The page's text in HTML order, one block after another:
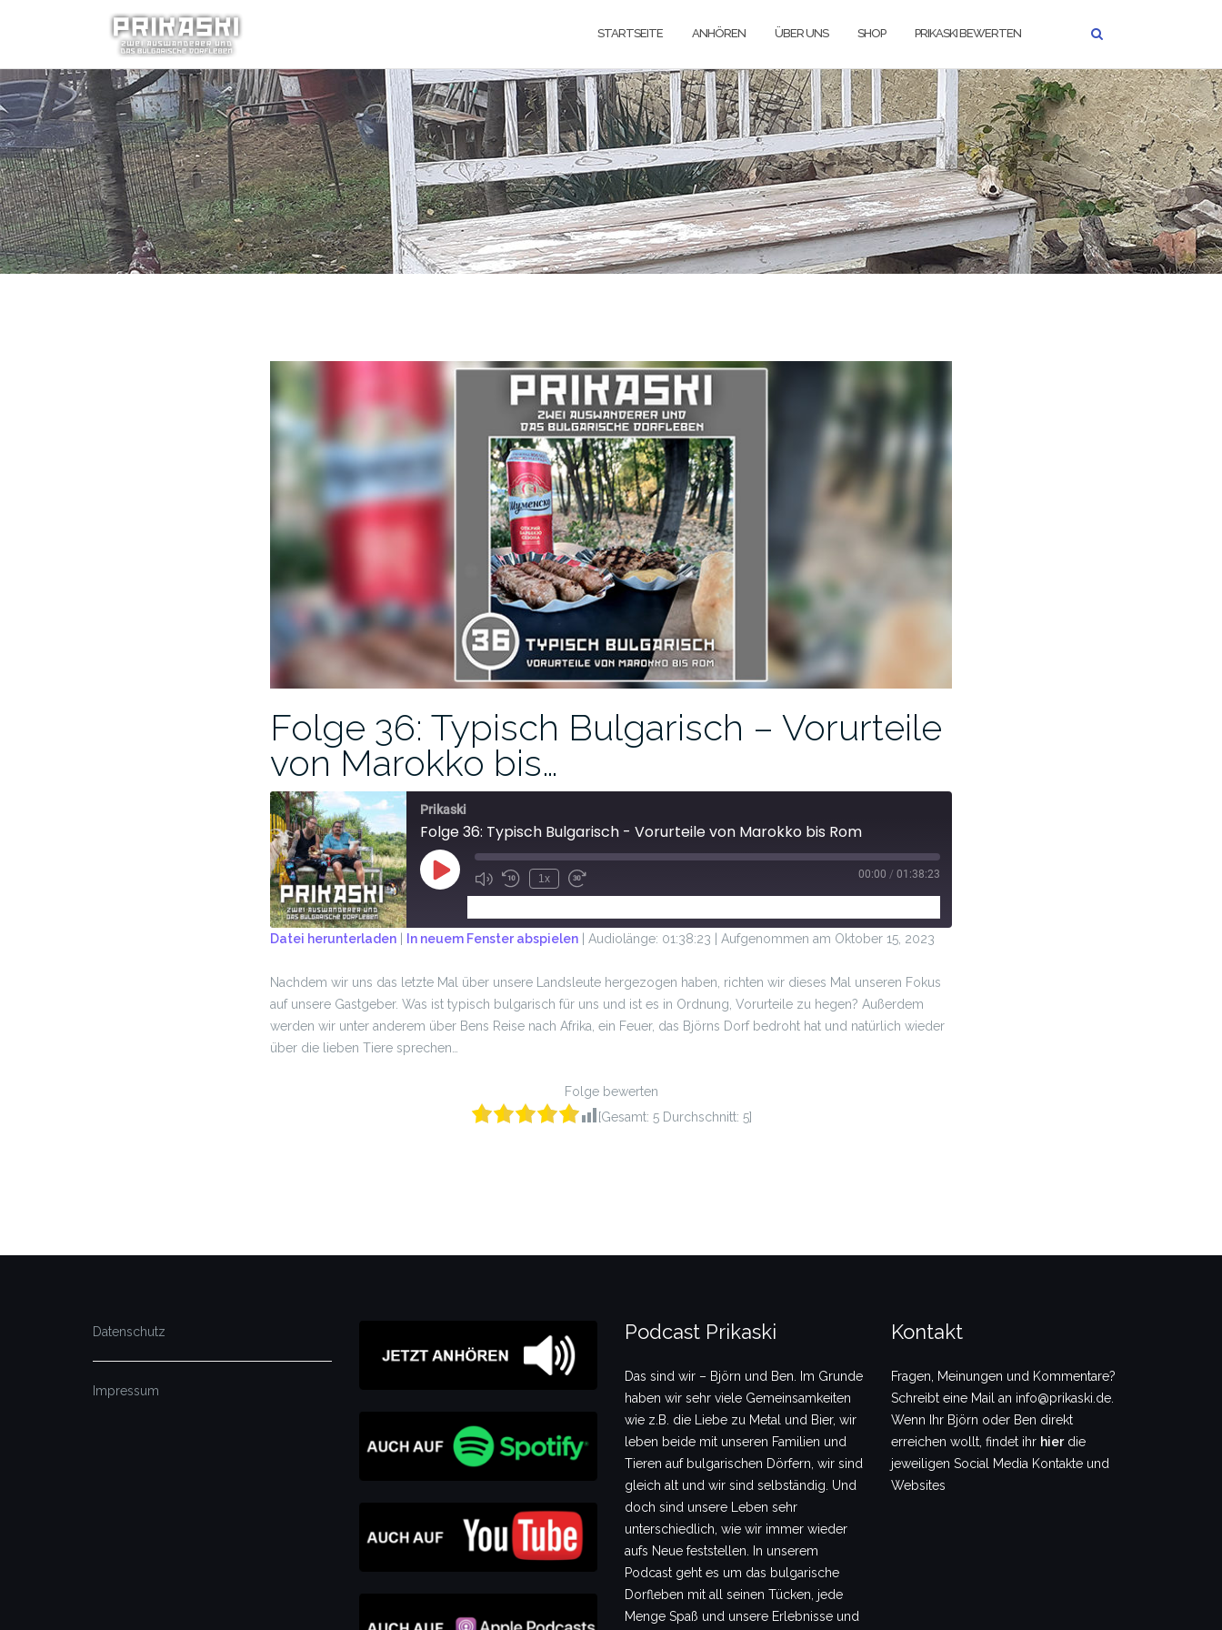
STARTSEITE ANHÖREN ÜBER UNS SHOP PRIKASKI BEWERTEN
Folge 36: Typisch Bulgarisch – Vorurteile
von Marokko bis…
Prikaski
Folge 36: Typisch Bulgarisch - Vorurteile von Marokko bis Rom
1x 00:00 / 01:38:23
RSS FEED
LINK
EMBED
Datei herunterladen | In neuem Fenster abspielen | Audiolänge: 01:38:23 | Aufgenommen am Oktober 15, 2023
Nachdem wir uns das letzte Mal über unsere Landsleute hergezogen haben, richten wir dieses Mal unseren Fokus
auf unsere Gastgeber. Was ist typisch bulgarisch für uns und ist es in Ordnung, Vorurteile zu hegen? Außerdem
werden wir unter anderem über Bens Reise nach Afrika, ein Feuer, das Björns Dorf bedroht hat und natürlich wieder
über die lieben Tiere sprechen…
Folge bewerten
[Gesamt: 5Durchschnitt: 5]
Datenschutz
Impressum
Podcast Prikaski
Das sind wir – Björn und Ben. Im Grunde
haben wir sehr viele Gemeinsamkeiten
wie z.B. die Liebe zu Metal und Bier, wir
leben beide mit unseren Familien und
Tieren auf bulgarischen Dörfern, wir sind
gleich alt und wir sind selbständig. Und
doch sind unsere Leben sehr
unterschiedlich, wie wir immer wieder
aufs Neue feststellen. In unserem
Podcast geht es um das bulgarische
Dorfleben mit all seinen Tücken, jede
Menge Spaß und unsere Erlebnisse und
Kontakt
Fragen, Meinungen und Kommentare?
Schreibt eine Mail an info@prikaski.de.
Wenn Ihr Björn oder Ben direkt
erreichen wollt, findet ihr hierdie
jeweiligen Social Media Kontakte und
Websites